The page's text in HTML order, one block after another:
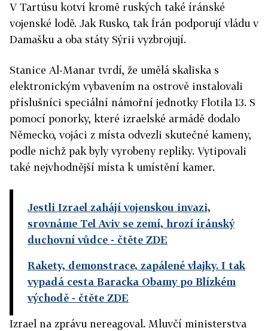
V Tartúsu kotví kromě ruských také íránské
vojenské lodě. Jak Rusko, tak Írán podporují vládu v
Damašku a oba státy Sýrii vyzbrojují.
Stanice Al-Manar tvrdí, že umělá skaliska s
elektronickým vybavením na ostrově instalovali
příslušníci speciální námořní jednotky Flotila 13. S
pomocí ponorky, které izraelské armádě dodalo
Německo, vojáci z místa odvezli skutečné kameny,
podle nichž pak byly vyrobeny repliky. Vytipovali
také nejvhodnější místa k umístění kamer.
Jestli Izrael zahájí vojenskou invazi,
srovnáme Tel Aviv se zemí, hrozí íránský
duchovní vůdce - čtěte ZDE
Rakety, demonstrace, zapálené vlajky. I tak
vypadá cesta Baracka Obamy po Blízkém
východě - čtěte ZDE
Izrael na zprávu nereagoval. Mluvčí ministerstva